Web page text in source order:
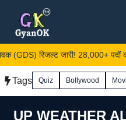
content
(GDS) रिजल्ट जारी! 28,000+ पदों
Tags Quiz Bollywood
UP WEATHER